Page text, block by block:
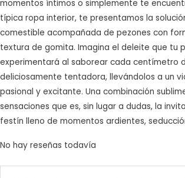
momentos íntimos o simplemente te
típica ropa interior, te presentamos la
comestible acompañada de pezones con
textura de gomita. Imagina el deleite que tu
experimentará al saborear cada centímetro
deliciosamente tentadora, llevándolos a un
pasional y excitante. Una combinación
sensaciones que es, sin lugar a dudas, la
festín lleno de momentos ardientes,
No hay reseñas todavía